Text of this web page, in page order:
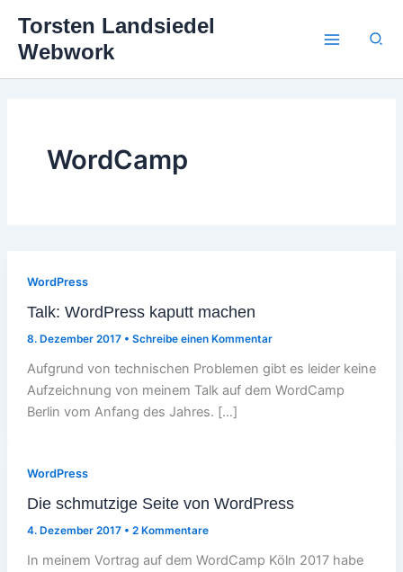
Inhalt
springen
Torsten Landsiedel
Webwork
WordCamp
WordPress
Talk: WordPress kaputt machen
8. Dezember 2017 • Schreibe einen Kommentar
Aufgrund von technischen Problemen gibt es leider keine
Aufzeichnung von meinem Talk auf dem WordCamp
Berlin vom Anfang des Jahres. […]
WordPress
Die schmutzige Seite von WordPress
4. Dezember 2017 • 2 Kommentare
In meinem Vortrag auf dem WordCamp Köln 2017 habe